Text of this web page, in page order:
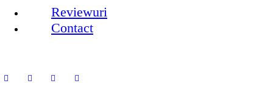
Reviewuri
Contact